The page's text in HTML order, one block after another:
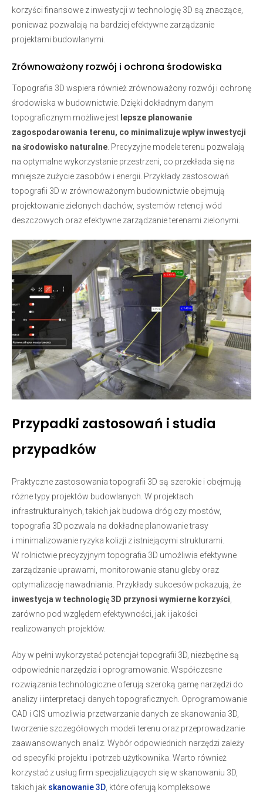
korzyści finansowe z inwestycji w technologię 3D są znaczące,
ponieważ pozwalają na bardziej efektywne zarządzanie
projektami budowlanymi.
Zrównoważony rozwój i ochrona środowiska
Topografia 3D wspiera również zrównoważony rozwój i ochronę
środowiska w budownictwie. Dzięki dokładnym danym
topograficznym możliwe jest lepsze planowanie
zagospodarowania terenu, co minimalizuje wpływ inwestycji
na środowisko naturalne . Precyzyjne modele terenu pozwalają
na optymalne wykorzystanie przestrzeni, co przekłada się na
mniejsze zużycie zasobów i energii. Przykłady zastosowań
topografii 3D w zrównoważonym budownictwie obejmują
projektowanie zielonych dachów, systemów retencji wód
deszczowych oraz efektywne zarządzanie terenami zielonymi.
Przypadki zastosowań i studia
przypadków
Praktyczne zastosowania topografii 3D są szerokie i obejmują
różne typy projektów budowlanych. W projektach
infrastrukturalnych, takich jak budowa dróg czy mostów,
topografia 3D pozwala na dokładne planowanie trasy
i minimalizowanie ryzyka kolizji z istniejącymi strukturami.
W rolnictwie precyzyjnym topografia 3D umożliwia efektywne
zarządzanie uprawami, monitorowanie stanu gleby oraz
optymalizację nawadniania. Przykłady sukcesów pokazują, że
inwestycja w technologię 3D przynosi wymierne korzyści
zarówno pod względem efektywności, jak i jakości
realizowanych projektów.
Aby w pełni wykorzystać potencjał topografii 3D, niezbędne są
odpowiednie narzędzia i oprogramowanie. Współczesne
rozwiązania technologiczne oferują szeroką gamę narzędzi do
analizy i interpretacji danych topograficznych. Oprogramowanie
CAD i GIS umożliwia przetwarzanie danych ze skanowania 3D,
tworzenie szczegółowych modeli terenu oraz przeprowadzanie
zaawansowanych analiz. Wybór odpowiednich narzędzi zależy
od specyfiki projektu i potrzeb użytkownika. Warto również
korzystać z usług firm specjalizujących się w skanowaniu 3D,
takich jak skanowanie 3D , które oferują kompleksowe